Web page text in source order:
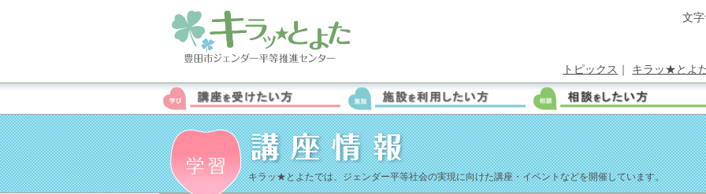
文
トピックス ｜ キラッ★とよ
キラッ★とよたでは、ジェンダー平等社会の実現に向けた講座・イベントなどを開催しています。